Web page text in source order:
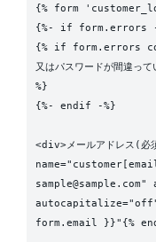
{% form
{%- if form.errors -
{% if form.errors
又はパスワードが間違
%}
{%- endif -%}
<div>メールアドレス
form.email }}"{%